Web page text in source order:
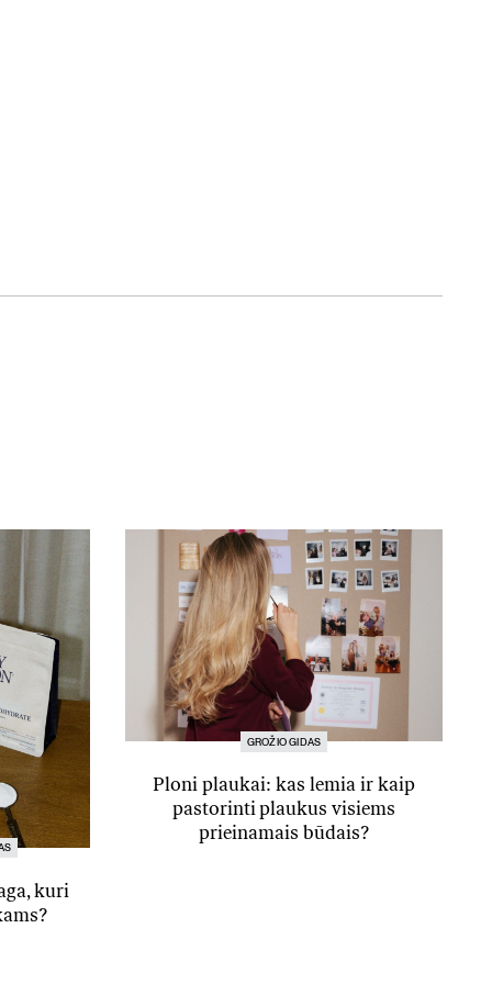
kuri
GROŽIO GIDAS
Ploni plaukai: kas lemia ir kaip
pastorinti plaukus visiems
prieinamais būdais?